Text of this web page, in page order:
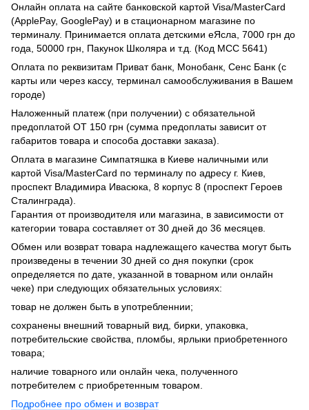
Онлайн оплата на сайте банковской картой Visa/MasterCard
(ApplePay, GooglePay) и в стационарном магазине по
терминалу. Принимается оплата детскими еЯсла, 7000 грн до
года, 50000 грн, Пакунок Школяра и т.д. (Код МСС 5641)
Оплата по реквизитам Приват банк, Монобанк, Сенс Банк (с
карты или через кассу, терминал самообслуживания в Вашем
городе)
Наложенный платеж (при получении) с обязательной
предоплатой ОТ 150 грн (сумма предоплаты зависит от
габаритов товара и способа доставки заказа).
Оплата в магазине Симпатяшка в Киеве наличными или
картой Visa/MasterCard по терминалу по адресу г. Киев,
проспект Владимира Ивасюка, 8 корпус 8 (проспект Героев
Сталинграда).
Гарантия от производителя или магазина, в зависимости от
категории товара составляет от 30 дней до 36 месяцев.
Обмен или возврат товара надлежащего качества могут быть
произведены в течении 30 дней со дня покупки (срок
определяется по дате, указанной в товарном или онлайн
чеке) при следующих обязательных условиях:
товар не должен быть в употребленнии;
сохранены внешний товарный вид, бирки, упаковка,
потребительские свойства, пломбы, ярлыки приобретенного
товара;
наличие товарного или онлайн чека, полученного
потребителем с приобретенным товаром.
Подробнее про обмен и возврат